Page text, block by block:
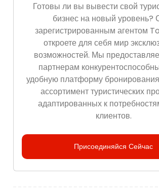
Готовы ли вы вывести свой
бизнес на новый уровень?
зарегистрированным агентом
откроете для себя мир
возможностей. Мы
партнерам
удобную платформу
ассортимент туристических
адаптированных к
клиентов.
Присоединяйся Сейчас